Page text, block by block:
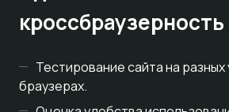
кроссбраузерность
Тестирование сайта на разных
браузерах.